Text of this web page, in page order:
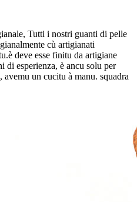
Tutti i nostri guanti di pelle
cù artigianati
deve esse finitu da artigiane
di esperienza, è ancu solu per
un cucitu à manu. squadra